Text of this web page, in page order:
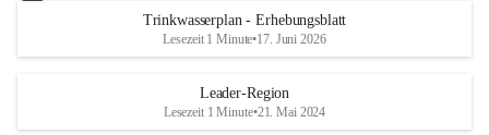
Trinkwasserplan - Erhebungsblatt
Lesezeit 1 Minute•17. Juni 2026
Leader-Region
Lesezeit 1 Minute•21. Mai 2024